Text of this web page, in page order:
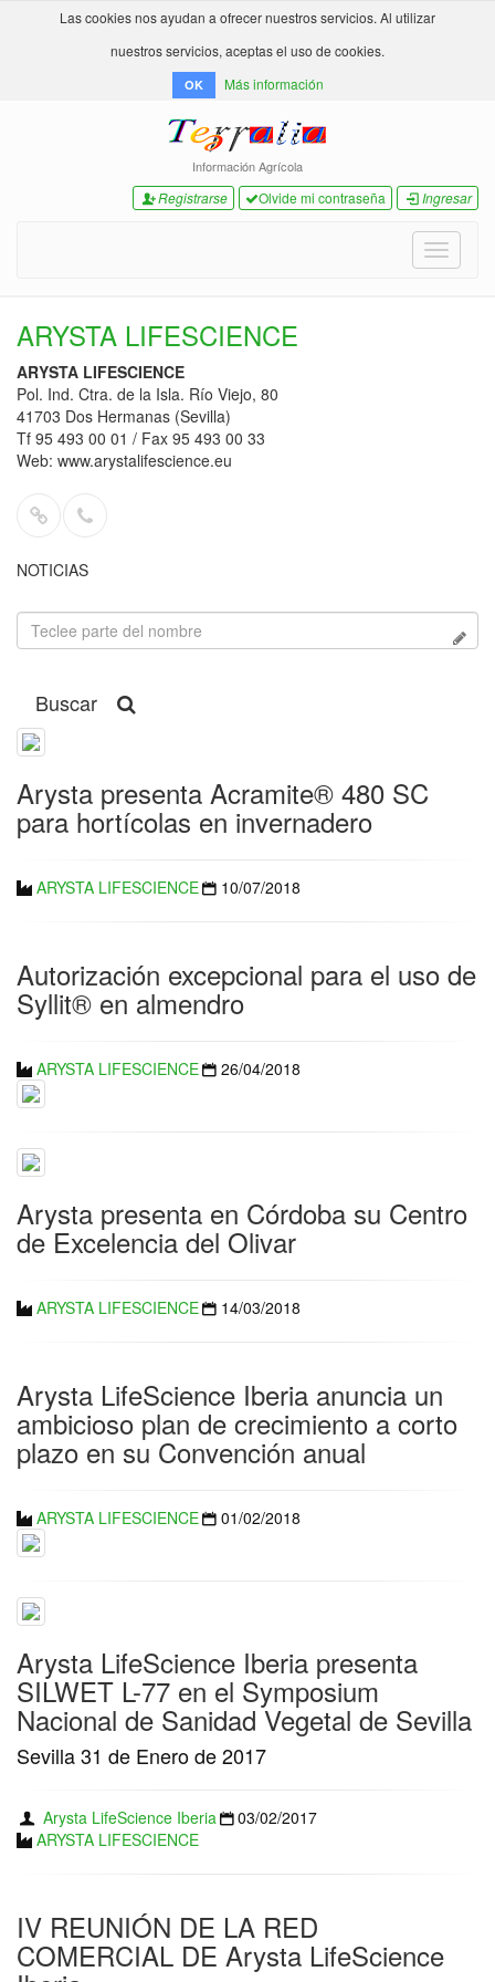
Las cookies nos ayudan a ofrecer nuestros servicios. Al utilizar
nuestros servicios, aceptas el uso de cookies.
OK Más información
Información Agrícola
Registrarse Olvide mi contraseña Ingresar
Toggle
ARYSTA LIFESCIENCE
ARYSTA LIFESCIENCE
Pol. Ind. Ctra. de la Isla. Río Viejo, 80
41703 Dos Hermanas (Sevilla)
Tf 95 493 00 01 / Fax 95 493 00 33
Web: www.arystalifescience.eu
NOTICIAS
Buscar
Arysta presenta Acramite® 480 SC
para hortícolas en invernadero
10/07/2018
ARYSTA LIFESCIENCE
Autorización excepcional para el uso de
Syllit® en almendro
26/04/2018
ARYSTA LIFESCIENCE
Arysta presenta en Córdoba su Centro
de Excelencia del Olivar
14/03/2018
ARYSTA LIFESCIENCE
Arysta LifeScience Iberia anuncia un
ambicioso plan de crecimiento a corto
plazo en su Convención anual
01/02/2018
ARYSTA LIFESCIENCE
Arysta LifeScience Iberia presenta
SILWET L-77 en el Symposium
Nacional de Sanidad Vegetal de Sevilla
Sevilla 31 de Enero de 2017
03/02/2017
Arysta LifeScience Iberia
ARYSTA LIFESCIENCE
IV REUNIÓN DE LA RED
COMERCIAL DE Arysta LifeScience